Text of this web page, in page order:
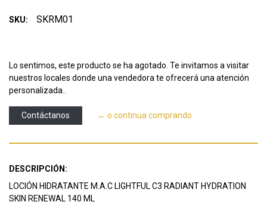
SKU: SKRM01
Lo sentimos, este producto se ha agotado. Te invitamos a visitar
nuestros locales donde una vendedora te ofrecerá una atención
personalizada..
Contáctanos ← o continua comprando
DESCRIPCIÓN:
LOCIÓN HIDRATANTE M.A.C LIGHTFUL C3 RADIANT HYDRATION
SKIN RENEWAL 140 ML